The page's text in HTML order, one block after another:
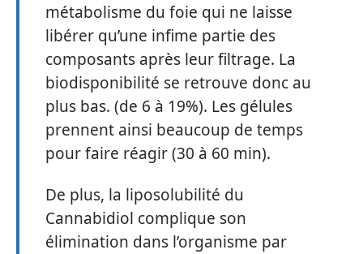
métabolisme du foie qui ne laisse
libérer qu’une infime partie des
composants après leur filtrage. La
biodisponibilité se retrouve donc au
plus bas. (de 6 à 19%). Les gélules
prennent ainsi beaucoup de temps
pour faire réagir (30 à 60 min).
De plus, la liposolubilité du
Cannabidiol complique son
élimination dans l’organisme par